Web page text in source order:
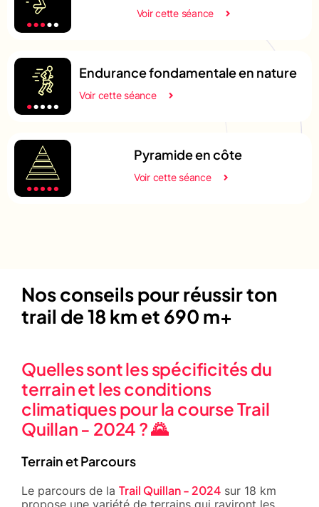
Voir cette séance
Endurance fondamentale en nature
Voir cette séance
Pyramide en côte
Voir cette séance
Nos conseils pour réussir ton
trail de 18 km et 690 m+
Quelles sont les spécificités du
terrain et les conditions
climatiques pour la courseTrail
Quillan - 2024 ? 🌄
Terrain et Parcours
Le parcours de la Trail Quillan - 2024 sur 18 km
propose une variété de terrains qui raviront les